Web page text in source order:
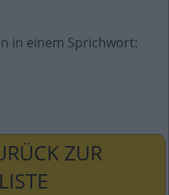
in einem Sprichwort:
ZUR